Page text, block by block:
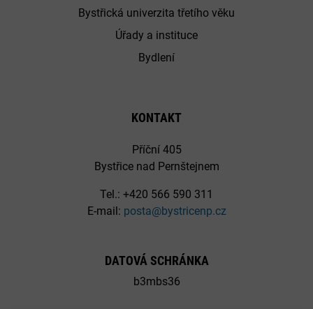
Bystřická univerzita třetího věku
Úřady a instituce
Bydlení
KONTAKT
Příční 405
Bystřice nad Pernštejnem
Tel.: +420 566 590 311
E-mail: posta@bystricenp.cz
DATOVÁ SCHRÁNKA
b3mbs36